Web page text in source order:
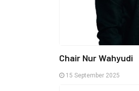
Chair Nur Wahyudi
15 September 2025